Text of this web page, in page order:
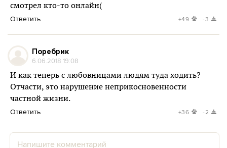
смотрел кто-то онлайн(
Ответить +49 -3
Поребрик
6.06.2018 19:08
И как теперь с любовницами людям туда ходить?
Отчасти, это нарушение неприкосновенности
частной жизни.
Ответить +36 -2